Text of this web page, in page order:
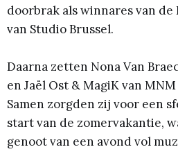
doorbrak als winnares van
van Studio Brussel.
Daarna zetten Nona Van
en Jaël Ost & MagiK van
Samen zorgden zij voor een
start van de zomervakantie,
genoot van een avond vol